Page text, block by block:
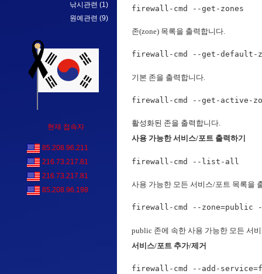
낚시관련 (1)
원예관련 (9)
현재 접속자
85.208.96.211
216.73.217.81
216.73.217.81
85.208.96.198
firewall-cmd --get-zones
존(zone) 목록을 출력합니다.
firewall-cmd --get-default-
기본 존을 출력합니다.
firewall-cmd --get-active-
활성화된 존을 출력합니다.
사용 가능한 서비스/포트 출력하기
firewall-cmd --list-all
사용 가능한 모든 서비스/포트 목록을
firewall-cmd --
public 존에 속한 사용 가능한 모든 서
서비스/포트 추가/제거
firewall-cmd --add-